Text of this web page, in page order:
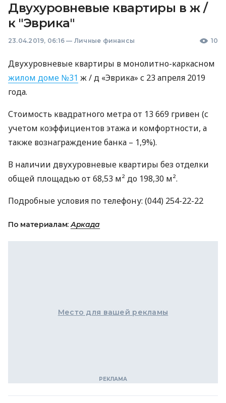
Двухуровневые квартиры в ж /
к "Эврика"
23.04.2019, 06:16 — Личные финансы 10
Двухуровневые квартиры в монолитно-каркасном
жилом доме №31 ж / д «Эврика» с 23 апреля 2019
года.
Стоимость квадратного метра от 13 669 гривен (с
учетом коэффициентов этажа и комфортности, а
также вознаграждение банка – 1,9%).
В наличии двухуровневые квартиры без отделки
общей площадью от 68,53 м² до 198,30 м².
Подробные условия по телефону: (044) 254-22-22
По материалам:Аркада
Место для вашей рекламы